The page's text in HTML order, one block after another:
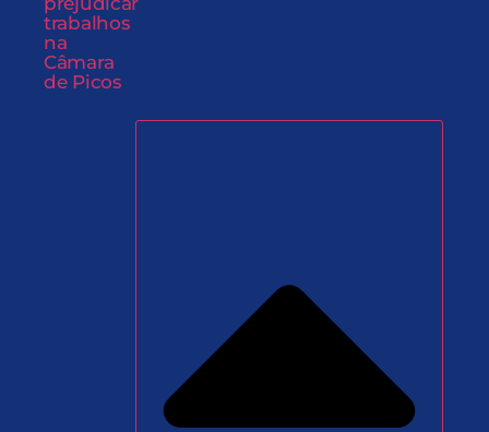
trabalhos
na
Câmara
de Picos